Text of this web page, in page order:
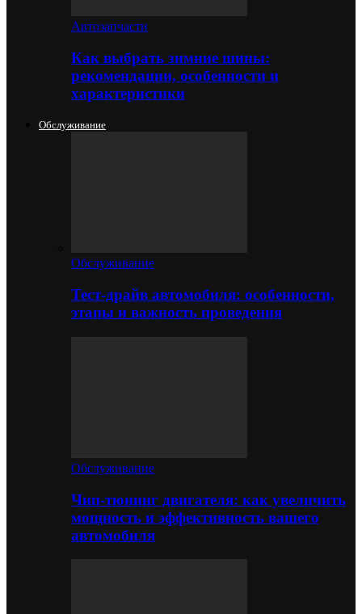
Автозапчасти
Как выбрать зимние шины:
рекомендации, особенности и
характеристики
Обслуживание
Обслуживание
Тест-драйв автомобиля: особенности,
этапы и важность проведения
Обслуживание
Чип-тюнинг двигателя: как увеличить
мощность и эффективность вашего
автомобиля